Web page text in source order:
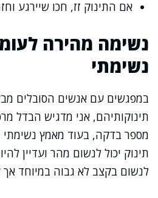
אם התינוק זז, חכו שיירגע
נשימה מהירה
נשימתי
במפגשים עם אנשים הסובלים
תינוקותיהם, אני מדגיש הבדל
מספר בדקה, בעוד מאמץ נשימתי
תינוק יכול לנשום מהר ועדיין
לנשום בקצב לא גבוה במיוחד